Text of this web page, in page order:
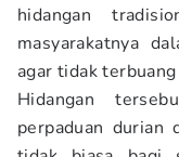
hidangan
masyarakatnya
agar tidak
Hidangan
perpaduan durian